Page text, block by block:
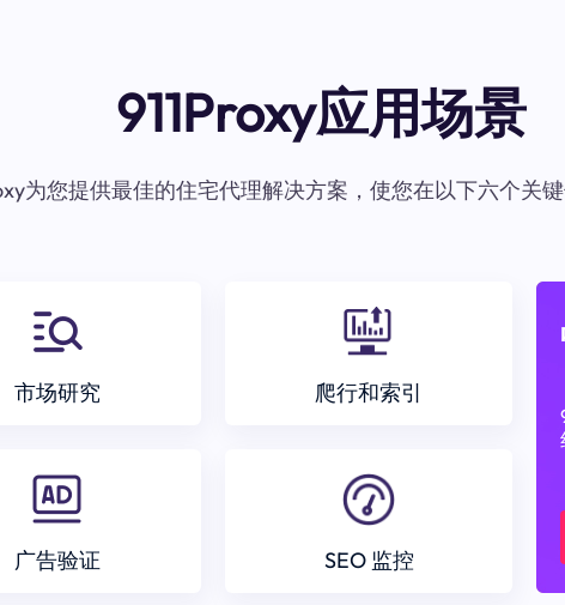
911Proxy应用场景
为您提供最佳的住宅代理解决方案，使您在以下六个关
市场研究 爬行和索引
广告验证 SEO 监控